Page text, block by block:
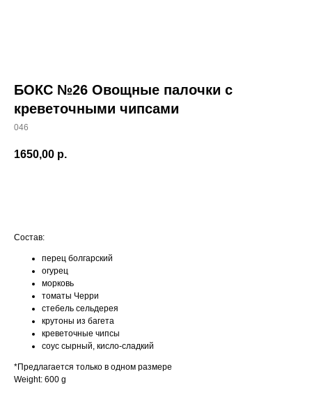
БОКС №26 Овощные палочки с
креветочными чипсами
046
1650,00 р.
Состав:
перец болгарский
огурец
морковь
томаты Черри
стебель сельдерея
крутоны из багета
креветочные чипсы
соус сырный, кисло-сладкий
*Предлагается только в одном размере
Weight: 600 g